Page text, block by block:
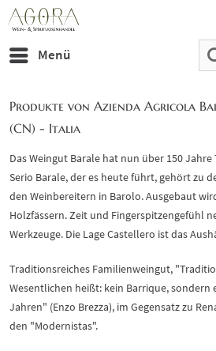
Menü
Produkte von Azienda Agricola
(CN) - Italia
Das Weingut Barale hat nun über 150
Serio Barale, der es heute führt, gehört zu
den Weinbereitern in Barolo. Ausgebaut
Holzfässern. Zeit und Fingerspitzengefühl
Werkzeuge. Die Lage Castellero ist das
Traditionsreiches Familienweingut,
Wesentlichen heißt: kein Barrique, sondern
Jahren" (Enzo Brezza), im Gegensatz zu
den "Modernistas".